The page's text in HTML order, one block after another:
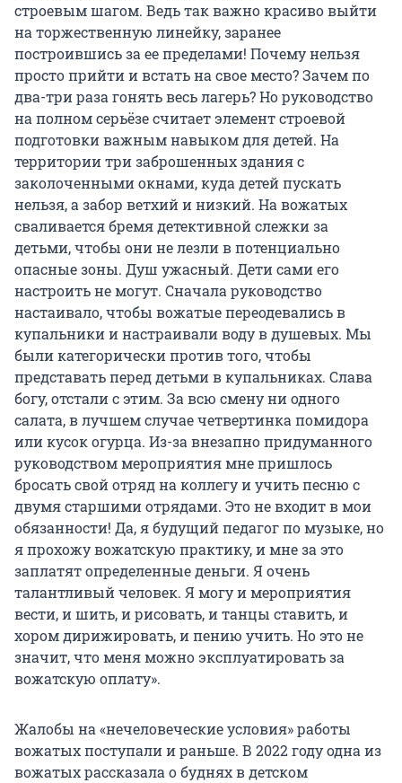
строевым шагом. Ведь так важно красиво выйти
на торжественную линейку, заранее
построившись за ее пределами! Почему нельзя
просто прийти и встать на свое место? Зачем по
два-три раза гонять весь лагерь? Но руководство
на полном серьёзе считает элемент строевой
подготовки важным навыком для детей. На
территории три заброшенных здания с
заколоченными окнами, куда детей пускать
нельзя, а забор ветхий и низкий. На вожатых
сваливается бремя детективной слежки за
детьми, чтобы они не лезли в потенциально
опасные зоны. Душ ужасный. Дети сами его
настроить не могут. Сначала руководство
настаивало, чтобы вожатые переодевались в
купальники и настраивали воду в душевых. Мы
были категорически против того, чтобы
представать перед детьми в купальниках. Слава
богу, отстали с этим. За всю смену ни одного
салата, в лучшем случае четвертинка помидора
или кусок огурца. Из-за внезапно придуманного
руководством мероприятия мне пришлось
бросать свой отряд на коллегу и учить песню с
двумя старшими отрядами. Это не входит в мои
обязанности! Да, я будущий педагог по музыке, но
я прохожу вожатскую практику, и мне за это
заплатят определенные деньги. Я очень
талантливый человек. Я могу и мероприятия
вести, и шить, и рисовать, и танцы ставить, и
хором дирижировать, и пению учить. Но это не
значит, что меня можно эксплуатировать за
вожатскую оплату».
Жалобы на «нечеловеческие условия» работы
вожатых поступали и раньше. В 2022 году одна из
вожатых рассказала о буднях в детском